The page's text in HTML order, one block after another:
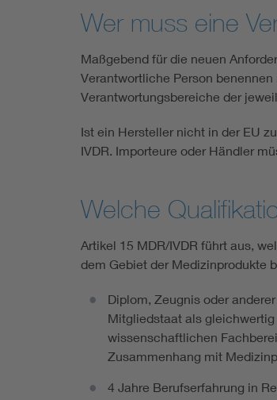
Wer muss eine
Maßgebend für die neuen
Verantwortliche Person
Verantwortungsbereiche der
Ist ein Hersteller nicht in der EU
IVDR. Importeure oder Händler
Welche
Artikel 15 MDR/IVDR führt aus,
dem Gebiet der Medizinprodukte
Diplom, Zeugnis oder
Mitgliedstaat als
wissenschaftlichen
Zusammenhang mit
4 Jahre Berufserfahrung in